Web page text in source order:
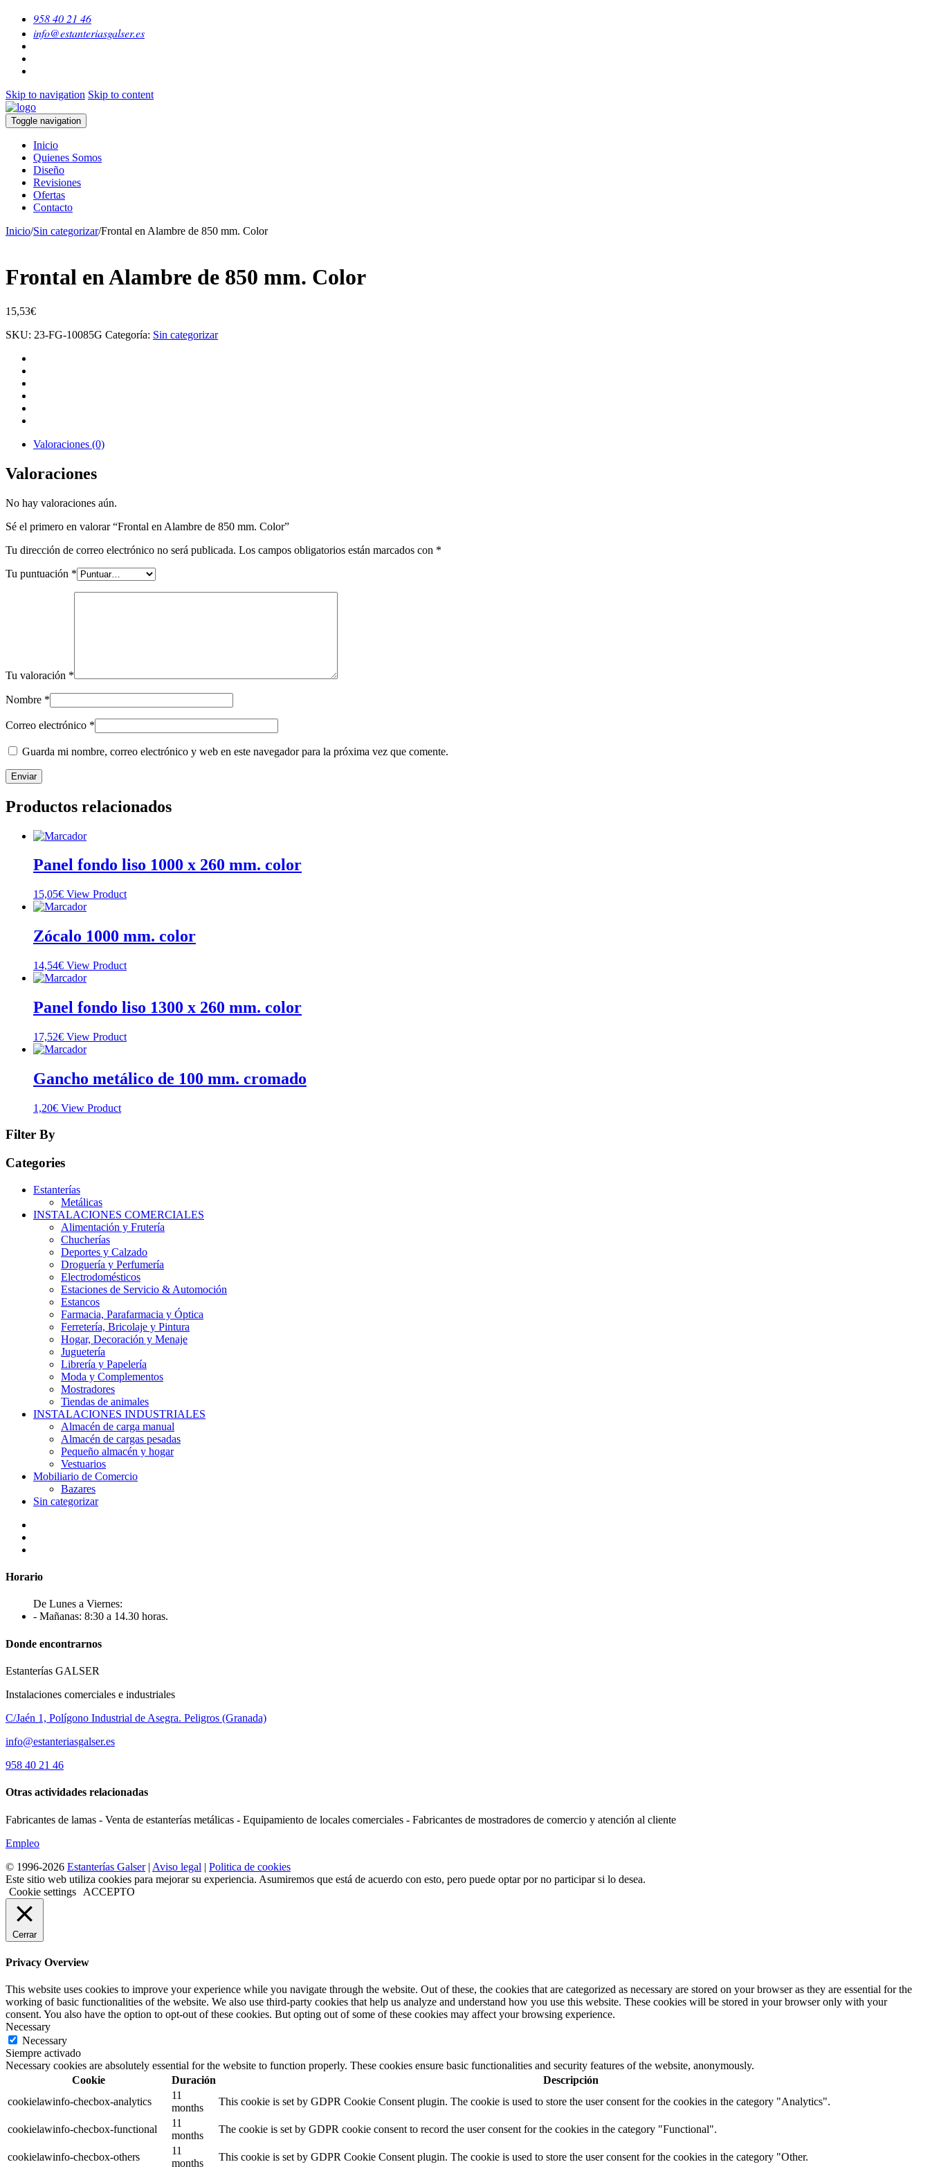
958 40 21 46
info@estanteriasgalser.es
Skip to navigation Skip to content
Toggle navigation
Inicio
Quienes Somos
Diseño
Revisiones
Ofertas
Contacto
Inicio/Sin categorizar/Frontal en Alambre de 850 mm. Color
Frontal en Alambre de 850 mm. Color
15,53€
SKU: 23-FG-10085G Categoría: Sin categorizar
Valoraciones (0)
Valoraciones
No hay valoraciones aún.
Sé el primero en valorar “Frontal en Alambre de 850 mm. Color”
Tu dirección de correo electrónico no será publicada. Los campos obligatorios están marcados con *
Tu puntuación *
Tu valoración *
Nombre *
Correo electrónico *
Guarda mi nombre, correo electrónico y web en este navegador para la próxima vez que comente.
Productos relacionados
Panel fondo liso 1000 x 260 mm. color
15,05€ View Product
Zócalo 1000 mm. color
14,54€ View Product
Panel fondo liso 1300 x 260 mm. color
17,52€ View Product
Gancho metálico de 100 mm. cromado
1,20€ View Product
Filter By
Categories
Estanterías
Metálicas
INSTALACIONES COMERCIALES
Alimentación y Frutería
Chucherías
Deportes y Calzado
Droguería y Perfumería
Electrodomésticos
Estaciones de Servicio & Automoción
Estancos
Farmacia, Parafarmacia y Óptica
Ferretería, Bricolaje y Pintura
Hogar, Decoración y Menaje
Juguetería
Librería y Papelería
Moda y Complementos
Mostradores
Tiendas de animales
INSTALACIONES INDUSTRIALES
Almacén de carga manual
Almacén de cargas pesadas
Pequeño almacén y hogar
Vestuarios
Mobiliario de Comercio
Bazares
Sin categorizar
Horario
De Lunes a Viernes:
- Mañanas: 8:30 a 14.30 horas.
Donde encontrarnos
Estanterías GALSER
Instalaciones comerciales e industriales
C/Jaén 1, Polígono Industrial de Asegra. Peligros (Granada)
info@estanteriasgalser.es
958 40 21 46
Otras actividades relacionadas
Fabricantes de lamas - Venta de estanterías metálicas - Equipamiento de locales comerciales - Fabricantes de mostradores de comercio y atención al cliente
Empleo
© 1996-2026 Estanterías Galser| Aviso legal | Politica de cookies
Este sitio web utiliza cookies para mejorar su experiencia. Asumiremos que está de acuerdo con esto, pero puede optar por no participar si lo desea.
Cookie settings
ACCEPTO
Cerrar
Privacy Overview
This website uses cookies to improve your experience while you navigate through the website. Out of these, the cookies that are categorized as necessary are stored on your browser as they are essential for the
working of basic functionalities of the website. We also use third-party cookies that help us analyze and understand how you use this website. These cookies will be stored in your browser only with your
consent. You also have the option to opt-out of these cookies. But opting out of some of these cookies may affect your browsing experience.
Necessary
Necessary
Siempre activado
Necessary cookies are absolutely essential for the website to function properly. These cookies ensure basic functionalities and security features of the website, anonymously.
Cookie
Duración
Descripción
cookielawinfo-checbox-analytics
11
months
This cookie is set by GDPR Cookie Consent plugin. The cookie is used to store the user consent for the cookies in the category "Analytics".
cookielawinfo-checbox-functional
11
months
The cookie is set by GDPR cookie consent to record the user consent for the cookies in the category "Functional".
cookielawinfo-checbox-others
11
months
This cookie is set by GDPR Cookie Consent plugin. The cookie is used to store the user consent for the cookies in the category "Other.